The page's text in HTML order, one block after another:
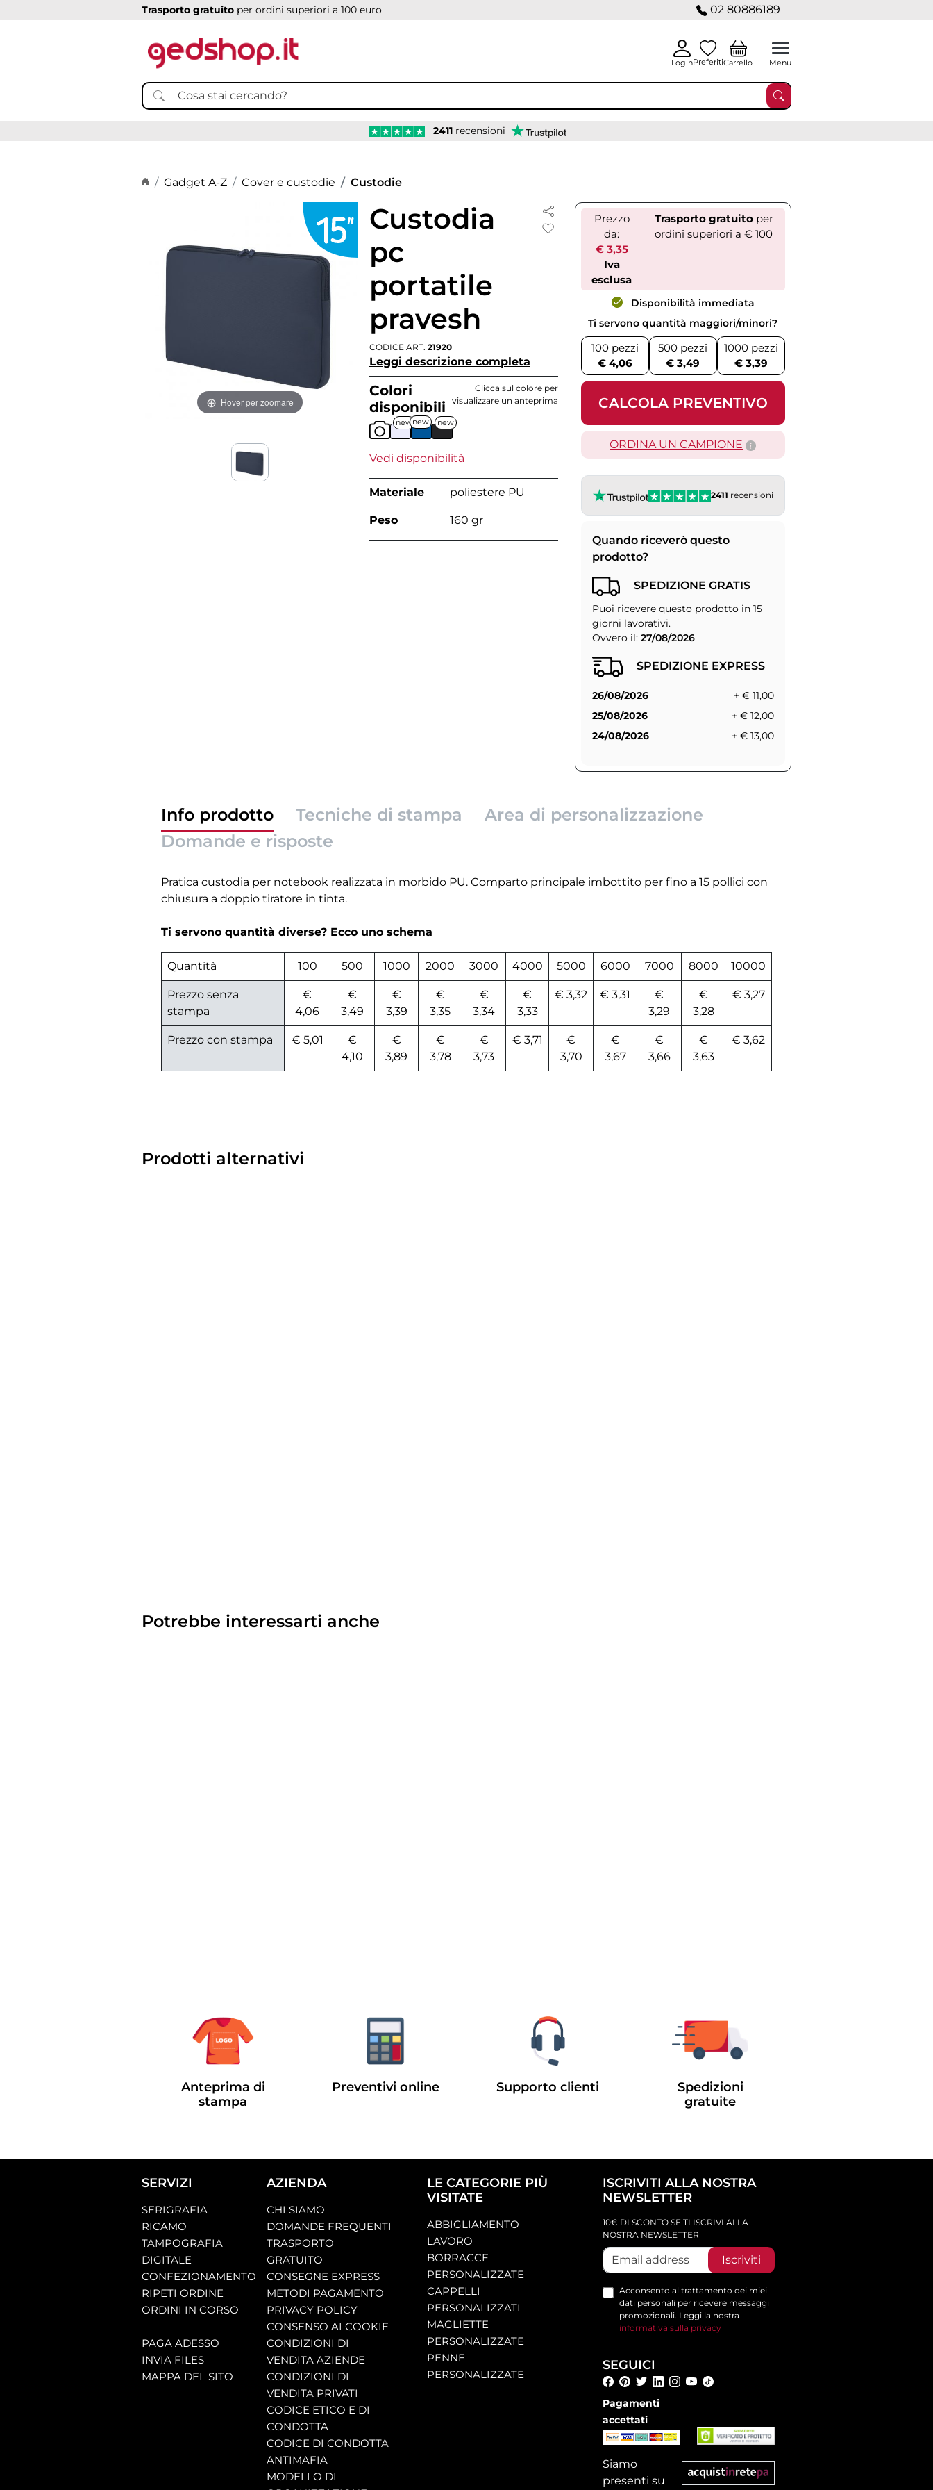
Trasporto gratuito per ordini superiori a 100 euro 02 80886189
LoginPreferitiCarrello Menu
2411 recensioni
Home page
Gadget A-Z Cover e custodie Custodie
Hover per zoomare
Custodia
pc
portatile
pravesh
CODICE ART. 21920
Leggi descrizione completa
Colori
disponibili
Clicca sul colore per
visualizzare un anteprima
new new new
Vedi disponibilità
Materiale poliestere PU
Peso 160 gr
Prezzo
da:
€ 3,35
Iva
esclusa
Trasporto gratuitoper
ordini superiori a € 100
Disponibilità immediata
Ti servono quantità maggiori/minori?
100 pezzi
€ 4,06
500 pezzi
€ 3,49
1000 pezzi
€ 3,39
CALCOLA PREVENTIVO
ORDINA UN CAMPIONE
2411 recensioni
Quando riceverò questo
prodotto?
SPEDIZIONE GRATIS
Puoi ricevere questo prodotto in 15
giorni lavorativi.
Ovvero il: 27/08/2026
SPEDIZIONE EXPRESS
26/08/2026
+ € 11,00
25/08/2026
+ € 12,00
24/08/2026
+ € 13,00
Info prodotto Tecniche di stampa
Area di personalizzazione
Domande e risposte
Pratica custodia per notebook realizzata in morbido PU. Comparto principale imbottito per fino a 15 pollici con
chiusura a doppio tiratore in tinta.
Ti servono quantità diverse? Ecco uno schema
Quantità 100 500 1000 2000 3000 4000 5000 6000 7000 8000 10000
Prezzo senza
stampa
€
4,06
€
3,49
€
3,39
€
3,35
€
3,34
€
3,33
€ 3,32 € 3,31
€
3,29
€
3,28
€ 3,27
Prezzo con stampa € 5,01
€
4,10
€
3,89
€
3,78
€
3,73
€ 3,71
€
3,70
€
3,67
€
3,66
€
3,63
€ 3,62
Prodotti alternativi
Potrebbe interessarti anche
Anteprima di
stampa
Preventivi online Supporto clienti
Spedizioni
gratuite
SERVIZI
SERIGRAFIA
RICAMO
TAMPOGRAFIA
DIGITALE
CONFEZIONAMENTO
RIPETI ORDINE
ORDINI IN CORSO
PAGA ADESSO
INVIA FILES
MAPPA DEL SITO
AZIENDA
CHI SIAMO
DOMANDE FREQUENTI
TRASPORTO
GRATUITO
CONSEGNE EXPRESS
METODI PAGAMENTO
PRIVACY POLICY
CONSENSO AI COOKIE
CONDIZIONI DI
VENDITA AZIENDE
CONDIZIONI DI
VENDITA PRIVATI
CODICE ETICO E DI
CONDOTTA
CODICE DI CONDOTTA
ANTIMAFIA
MODELLO DI
LE CATEGORIE PIÙ
VISITATE
ABBIGLIAMENTO
LAVORO
BORRACCE
PERSONALIZZATE
CAPPELLI
PERSONALIZZATI
MAGLIETTE
PERSONALIZZATE
PENNE
PERSONALIZZATE
ISCRIVITI ALLA NOSTRA
NEWSLETTER
10€ DI SCONTO SE TI ISCRIVI ALLA
NOSTRA NEWSLETTER
Iscriviti
Acconsento al trattamento dei miei
dati personali per ricevere messaggi
promozionali. Leggi la nostra
informativa sulla privacy
SEGUICI
Pagamenti
accettati
Siamo
presenti su